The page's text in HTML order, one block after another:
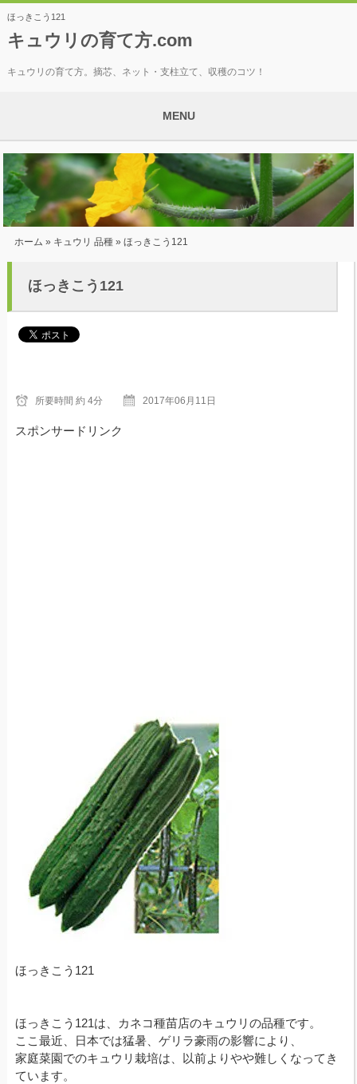
ほっきこう121
キュウリの育て方.com
キュウリの育て方。摘芯、ネット・支柱立て、収穫のコツ！
MENU
ホーム » キュウリ 品種» ほっきこう121
ほっきこう121
所要時間 約 4分 2017年06月11日
スポンサードリンク
ほっきこう121
ほっきこう121は、カネコ種苗店のキュウリの品種です。
ここ最近、日本では猛暑、ゲリラ豪雨の影響により、
家庭菜園でのキュウリ栽培は、以前よりやや難しくなってき
ています。